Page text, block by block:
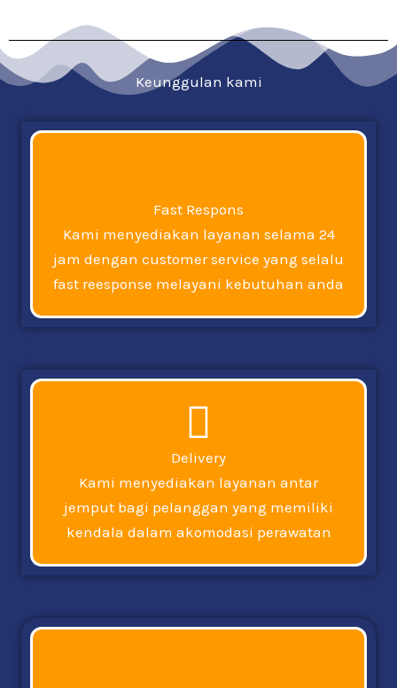
Keunggulan kami
Fast Respons
Kami menyediakan layanan selama 24
jam dengan customer service yang selalu
fast reesponse melayani kebutuhan anda
Delivery
Kami menyediakan layanan antar
jemput bagi pelanggan yang memiliki
kendala dalam akomodasi perawatan